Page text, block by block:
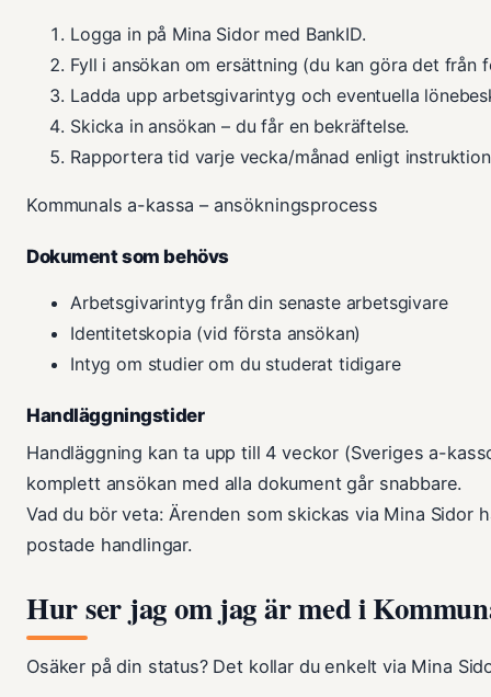
Logga in på Mina Sidor med BankID.
Fyll i ansökan om ersättning (du kan göra det från
Ladda upp arbetsgivarintyg och eventuella
Skicka in ansökan – du får en bekräftelse.
Rapportera tid varje vecka/månad enligt
Kommunals a-kassa – ansökningsprocess
Dokument som behövs
Arbetsgivarintyg från din senaste arbetsgivare
Identitetskopia (vid första ansökan)
Intyg om studier om du studerat tidigare
Handläggningstider
Handläggning kan ta upp till 4 veckor (Sveriges a-
komplett ansökan med alla dokument går snabbare.
Vad du bör veta: Ärenden som skickas via Mina Sidor
postade handlingar.
Hur ser jag om jag är med i
Osäker på din status? Det kollar du enkelt via Mina